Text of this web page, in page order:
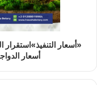
«أسعار
أسعار